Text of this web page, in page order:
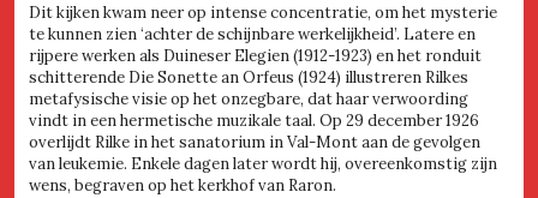
Dit kijken kwam neer op intense concentratie, om het mysterie
te kunnen zien ‘achter de schijnbare werkelijkheid’. Latere en
rijpere werken als Duineser Elegien (1912-1923) en het ronduit
schitterende Die Sonette an Orfeus (1924) illustreren Rilkes
metafysische visie op het onzegbare, dat haar verwoording
vindt in een hermetische muzikale taal. Op 29 december 1926
overlijdt Rilke in het sanatorium in Val-Mont aan de gevolgen
van leukemie. Enkele dagen later wordt hij, overeenkomstig zijn
wens, begraven op het kerkhof van Raron.